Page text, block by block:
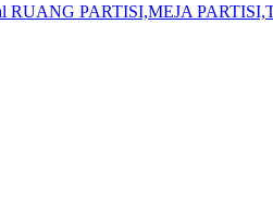
RUANG PARTISI,MEJA